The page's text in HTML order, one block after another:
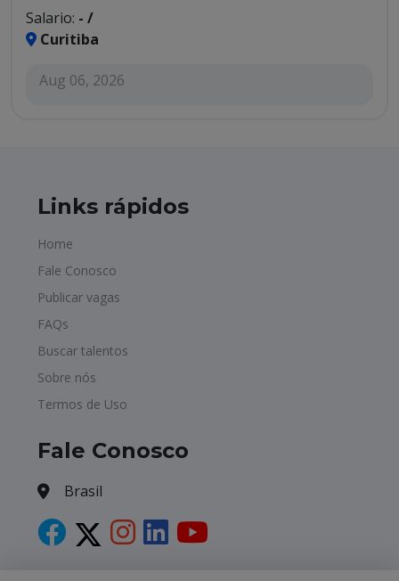
Salario: - /
Curitiba
Aug 06, 2026
Links rápidos
Home
Fale Conosco
Publicar vagas
FAQs
Buscar talentos
Sobre nós
Termos de Uso
Fale Conosco
Brasil